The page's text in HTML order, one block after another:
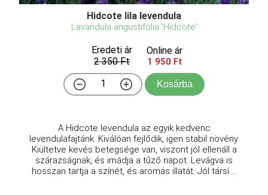
Hidcote lila levendula
Lavandula angustifolia 'Hidcote'
Eredeti ár
2 350 Ft
Online ár
1 950 Ft
Kosárba
A Hidcote levendula az egyik kedvenc
levendulafajtánk. Kiválóan fejlődik, igen stabil növény.
Kiültetve kevés betegsége van, viszont jól ellenáll a
szárazságnak, és imádja a tűző napot. Levágva is
hosszan tartja a színét, és aromás illatát. Jól társí ...